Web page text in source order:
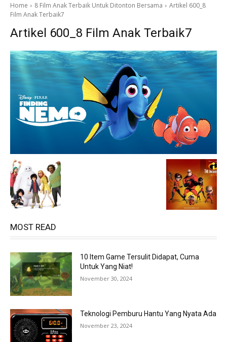
Home 8 Film Anak Terbaik Untuk Ditonton Bersama
Artikel 600_8
Film Anak Terbaik7
Artikel 600_8 Film Anak Terbaik7
MOST READ
10 Item Game Tersulit Didapat, Cuma
Untuk Yang Niat!
November 30, 2024
Teknologi Pemburu Hantu Yang Nyata Ada
November 23, 2024